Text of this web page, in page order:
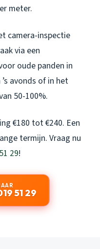
meter.
camera-inspectie
via een
oude panden in
avonds of in het
50-100%.
€180 tot €240. Een
termijn. Vraag nu
29!
51 29